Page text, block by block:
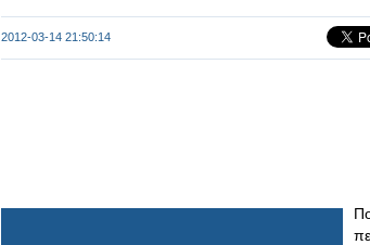
2012-03-14 21:50:14